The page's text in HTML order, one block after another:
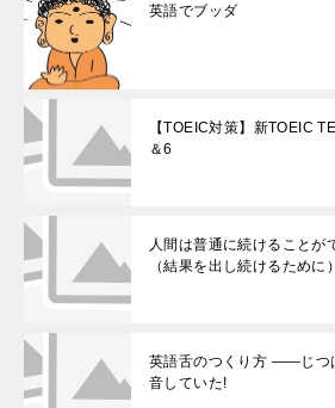
英語でブッダ
【TOEIC対策】新TOEIC
＆6
人間は普通に続けることが
（結果を出し続けるために）
英語舌のつくり方 ――じつ
音していた!